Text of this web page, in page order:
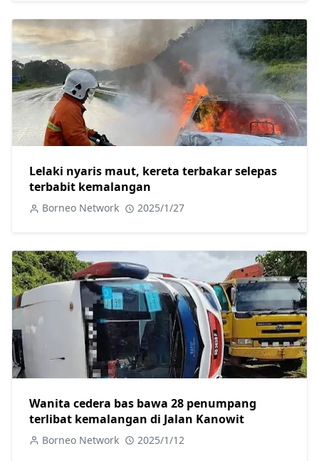
Lelaki nyaris maut, kereta terbakar selepas
terbabit kemalangan
Borneo Network 2025/1/27
Wanita cedera bas bawa 28 penumpang
terlibat kemalangan di Jalan Kanowit
Borneo Network 2025/1/12